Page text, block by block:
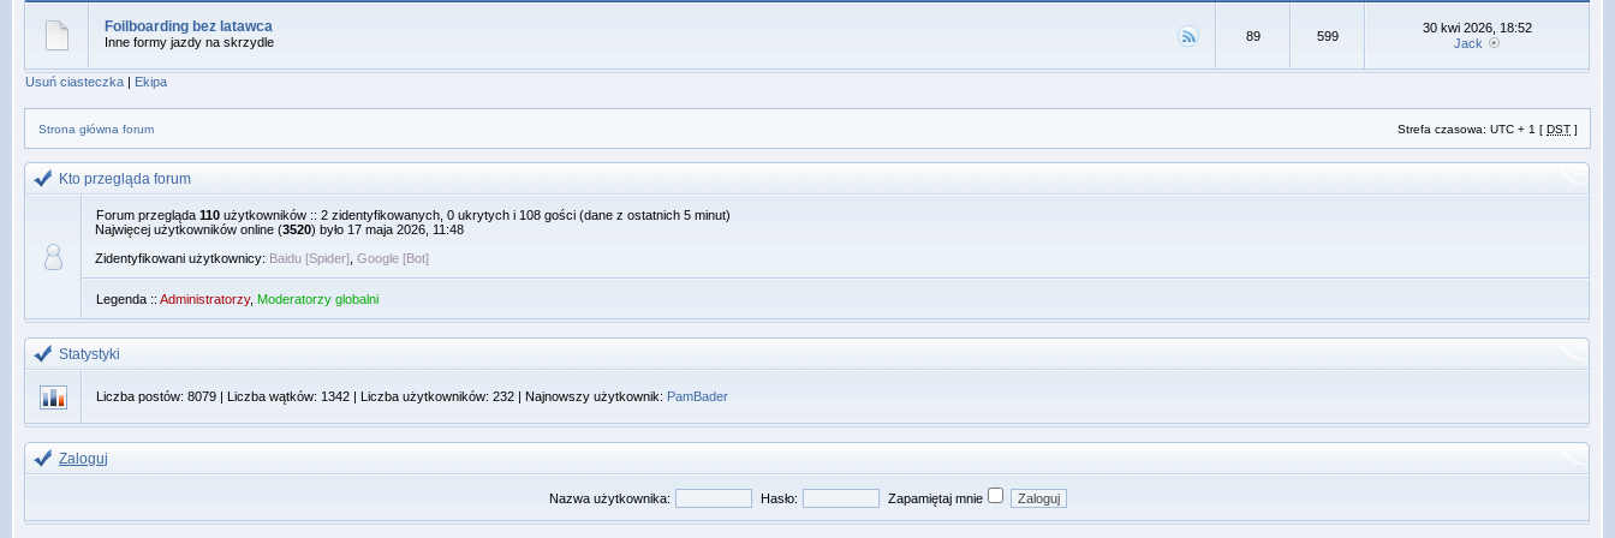
Foilboarding bez latawca
Inne formy jazdy na skrzydle 89 599
30 kwi 2026, 18:52
Jack
Usuń ciasteczka | Ekipa
Strona główna forum Strefa czasowa: UTC + 1 [ DST ]
Kto przegląda forum
Forum przegląda 110 użytkowników :: 2 zidentyfikowanych, 0 ukrytych i 108 gości (dane z ostatnich 5 minut)
Najwięcej użytkowników online (3520) było 17 maja 2026, 11:48
Zidentyfikowani użytkownicy: Baidu [Spider] Google [Bot]
Legenda :: Administratorzy, Moderatorzy globalni
Statystyki
Liczba postów: 8079 | Liczba wątków: 1342 | Liczba użytkowników: 232 | Najnowszy użytkownik: PamBader
Zaloguj
Nazwa użytkownika: Hasło: Zapamiętaj mnie